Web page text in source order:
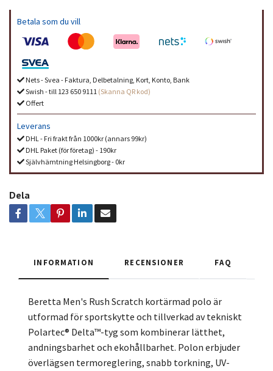
Betala som du vill
Nets - Svea - Faktura, Delbetalning, Kort, Konto, Bank
Swish - till 123 650 9111 (Skanna QR kod)
Offert
Leverans
DHL - Fri frakt från 1000kr (annars 99kr)
DHL Paket (för företag) - 190kr
Självhämtning Helsingborg - 0kr
Dela
INFORMATION RECENSIONER FAQ
Beretta Men's Rush Scratch kortärmad polo är
utformad för sportskytte och tillverkad av tekniskt
Polartec® Delta™-tyg som kombinerar lätthet,
andningsbarhet och ekohållbarhet. Polon erbjuder
överlägsen termoreglering, snabb torkning, UV-